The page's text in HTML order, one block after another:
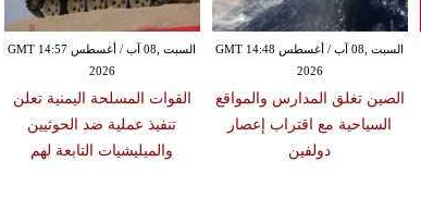
السبت ,08 آب / أغسطس GMT 14:57
2026
القوات المسلحة اليمنية تعلن
تنفيذ عملية ضد الحوثيين
والميليشيات التابعة لهم
السبت ,08 آب / أغسطس GMT 14:48
2026
الصين تغلق المدارس والمواقع
السياحية مع اقتراب إعصار
دولفين